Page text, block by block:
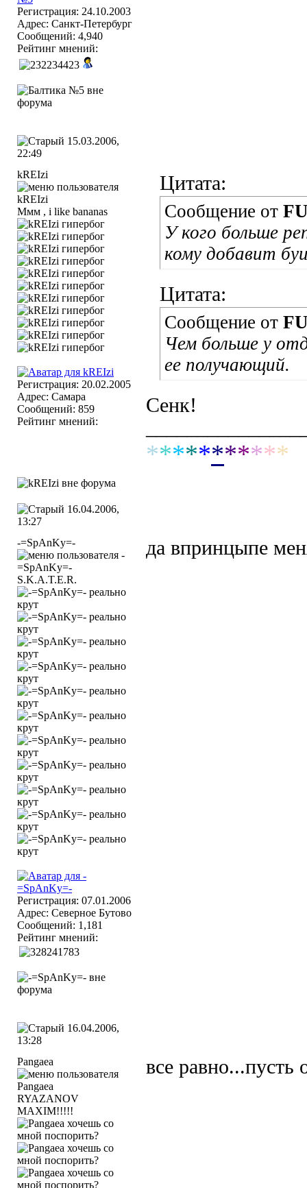
Регистрация: 24.10.2003
Адрес: Санкт-Петербург
Сообщений: 4,940
Рейтинг мнений:
15.03.2006,
22:49
kREIzi
Ммм , i like bananas
Регистрация: 20.02.2005
Адрес: Самара
Сообщений: 859
Рейтинг мнений:
Цитата:
Сообщение от
У кого больше
кому добавит
Цитата:
Сообщение от
Чем больше у
ее получающий.
Сенк!
***********
16.04.2006,
13:27
-=SpAnKy=-
S.K.A.T.E.R.
Регистрация: 07.01.2006
Адрес: Северное Бутово
Сообщений: 1,181
Рейтинг мнений:
да впринцыпе
16.04.2006,
13:28
Pangaea
RYAZANOV
MAXIM!!!!!
все равно...пусть